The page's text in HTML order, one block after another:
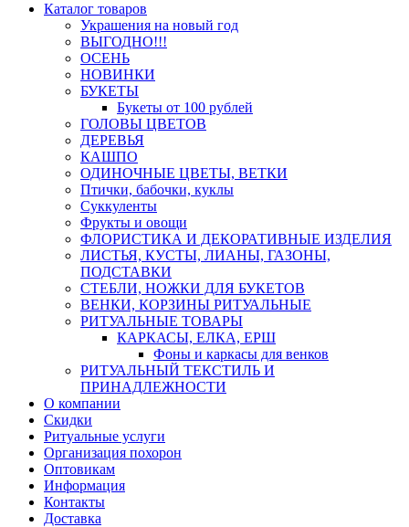
Каталог товаров
Украшения на новый год
ВЫГОДНО!!!
ОСЕНЬ
НОВИНКИ
БУКЕТЫ
Букеты от 100 рублей
ГОЛОВЫ ЦВЕТОВ
ДЕРЕВЬЯ
КАШПО
ОДИНОЧНЫЕ ЦВЕТЫ, ВЕТКИ
Птички, бабочки, куклы
Суккуленты
Фрукты и овощи
ФЛОРИСТИКА И ДЕКОРАТИВНЫЕ ИЗДЕЛИЯ
ЛИСТЬЯ, КУСТЫ, ЛИАНЫ, ГАЗОНЫ,
ПОДСТАВКИ
СТЕБЛИ, НОЖКИ ДЛЯ БУКЕТОВ
ВЕНКИ, КОРЗИНЫ РИТУАЛЬНЫЕ
РИТУАЛЬНЫЕ ТОВАРЫ
КАРКАСЫ, ЕЛКА, ЕРШ
Фоны и каркасы для венков
РИТУАЛЬНЫЙ ТЕКСТИЛЬ И
ПРИНАДЛЕЖНОСТИ
О компании
Скидки
Ритуальные услуги
Организация похорон
Оптовикам
Информация
Контакты
Доставка